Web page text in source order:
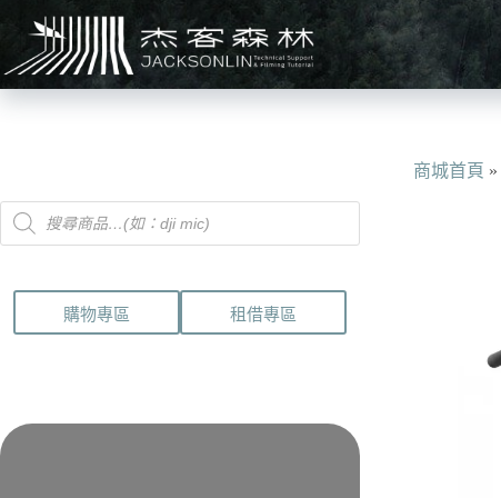
主
要
商城首頁 »
Products
search
購物專區 租借專區